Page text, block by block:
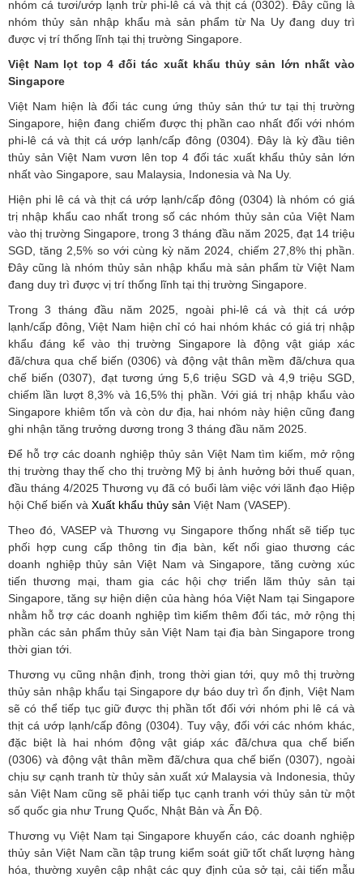
nhóm cá tươi/ướp lạnh trừ phi-lê cá và thịt cá (0302). Đây cũng là
nhóm thủy sản nhập khẩu mà sản phẩm từ Na Uy đang duy trì
được vị trí thống lĩnh tại thị trường Singapore.
Việt Nam lọt top 4 đối tác xuất khẩu thủy sản lớn nhất vào
Singapore
Việt Nam hiện là đối tác cung ứng thủy sản thứ tư tại thị trường
Singapore, hiện đang chiếm được thị phần cao nhất đối với nhóm
phi-lê cá và thịt cá ướp lạnh/cấp đông (0304). Đây là kỳ đầu tiên
thủy sản Việt Nam vươn lên top 4 đối tác xuất khẩu thủy sản lớn
nhất vào Singapore, sau Malaysia, Indonesia và Na Uy.
Hiện phi lê cá và thịt cá ướp lạnh/cấp đông (0304) là nhóm có giá
trị nhập khẩu cao nhất trong số các nhóm thủy sản của Việt Nam
vào thị trường Singapore, trong 3 tháng đầu năm 2025, đạt 14 triệu
SGD, tăng 2,5% so với cùng kỳ năm 2024, chiếm 27,8% thị phần.
Đây cũng là nhóm thủy sản nhập khẩu mà sản phẩm từ Việt Nam
đang duy trì được vị trí thống lĩnh tại thị trường Singapore.
Trong 3 tháng đầu năm 2025, ngoài phi-lê cá và thịt cá ướp
lạnh/cấp đông, Việt Nam hiện chỉ có hai nhóm khác có giá trị nhập
khẩu đáng kể vào thị trường Singapore là động vật giáp xác
đã/chưa qua chế biến (0306) và động vật thân mềm đã/chưa qua
chế biến (0307), đạt tương ứng 5,6 triệu SGD và 4,9 triệu SGD,
chiếm lần lượt 8,3% và 16,5% thị phần. Với giá trị nhập khẩu vào
Singapore khiêm tốn và còn dư địa, hai nhóm này hiện cũng đang
ghi nhận tăng trưởng dương trong 3 tháng đầu năm 2025.
Để hỗ trợ các doanh nghiệp thủy sản Việt Nam tìm kiếm, mở rộng
thị trường thay thế cho thị trường Mỹ bị ảnh hưởng bởi thuế quan,
đầu tháng 4/2025 Thương vụ đã có buổi làm việc với lãnh đạo Hiệp
hội Chế biến và Xuất khẩu thủy sản Việt Nam (VASEP).
Theo đó, VASEP và Thương vụ Singapore thống nhất sẽ tiếp tục
phối hợp cung cấp thông tin địa bàn, kết nối giao thương các
doanh nghiệp thủy sản Việt Nam và Singapore, tăng cường xúc
tiến thương mại, tham gia các hội chợ triển lãm thủy sản tại
Singapore, tăng sự hiện diện của hàng hóa Việt Nam tại Singapore
nhằm hỗ trợ các doanh nghiệp tìm kiếm thêm đối tác, mở rộng thị
phần các sản phẩm thủy sản Việt Nam tại địa bàn Singapore trong
thời gian tới.
Thương vụ cũng nhận định, trong thời gian tới, quy mô thị trường
thủy sản nhập khẩu tại Singapore dự báo duy trì ổn định, Việt Nam
sẽ có thể tiếp tục giữ được thị phần tốt đối với nhóm phi lê cá và
thịt cá ướp lạnh/cấp đông (0304). Tuy vậy, đối với các nhóm khác,
đặc biệt là hai nhóm động vật giáp xác đã/chưa qua chế biến
(0306) và động vật thân mềm đã/chưa qua chế biến (0307), ngoài
chịu sự cạnh tranh từ thủy sản xuất xứ Malaysia và Indonesia, thủy
sản Việt Nam cũng sẽ phải tiếp tục cạnh tranh với thủy sản từ một
số quốc gia như Trung Quốc, Nhật Bản và Ấn Độ.
Thương vụ Việt Nam tại Singapore khuyến cáo, các doanh nghiệp
thủy sản Việt Nam cần tập trung kiểm soát giữ tốt chất lượng hàng
hóa, thường xuyên cập nhật các quy định của sở tại, cải tiến mẫu